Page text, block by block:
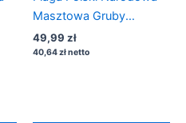
Masztowa Gruby
Materiał 150×90 + 3
oczka
49,99 zł
40,64złnetto